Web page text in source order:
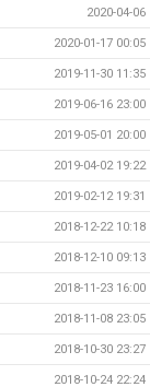
2020-04-06
2020-01-17 00:05
2019-11-30 11:35
2019-06-16 23:00
2019-05-01 20:00
2019-04-02 19:22
2019-02-12 19:31
2018-12-22 10:18
2018-12-10 09:13
2018-11-23 16:00
2018-11-08 23:05
2018-10-30 23:27
2018-10-24 22:24